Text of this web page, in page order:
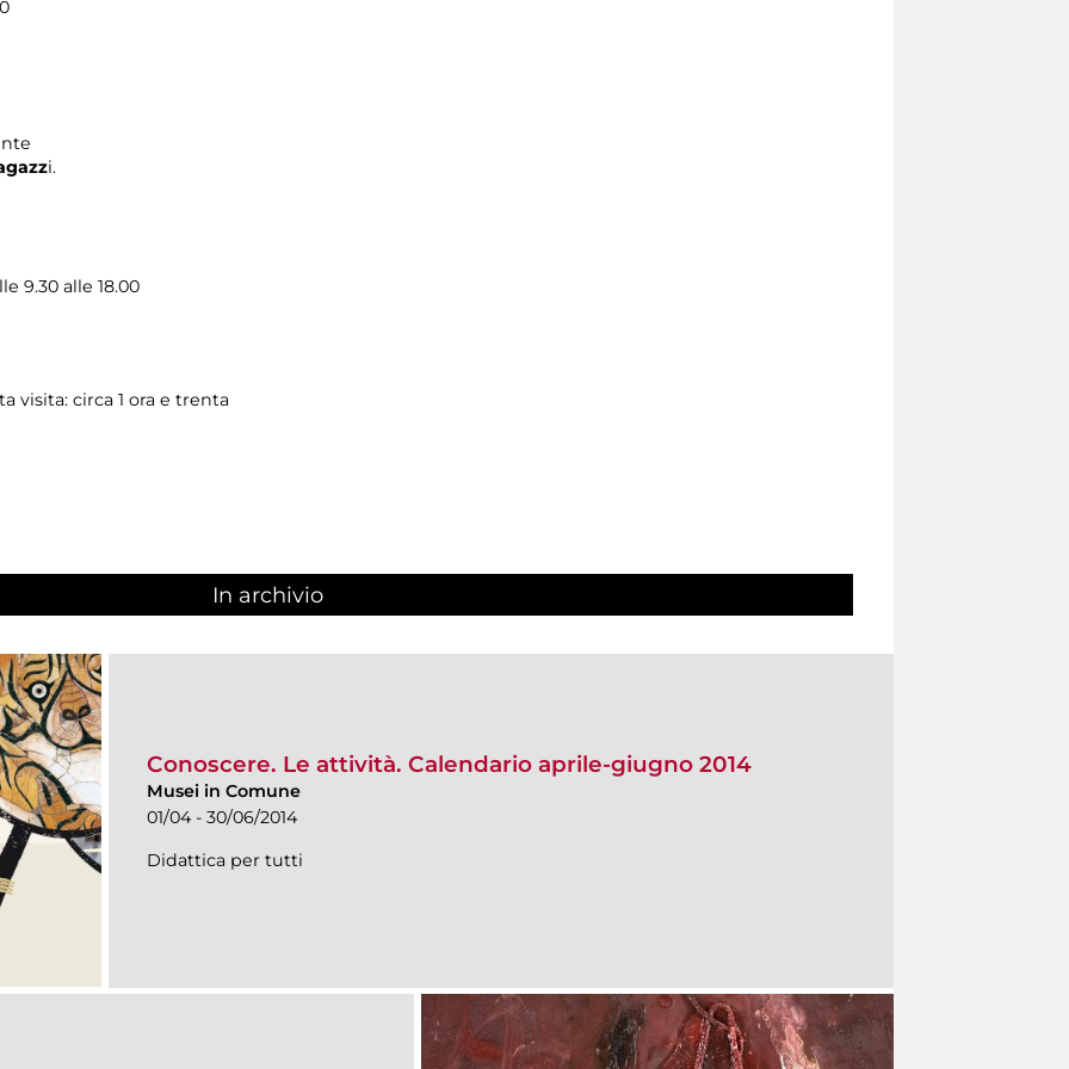
i.
9.30 alle 18.00
visita: circa 1 ora e trenta
In archivio
Conoscere. Le attività. Calendario aprile-giugno 2014
Musei in Comune
01/04 - 30/06/2014
Didattica per tutti